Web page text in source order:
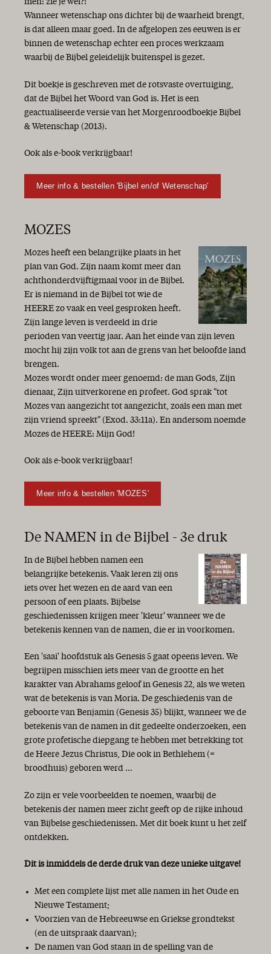
men: zie je wel?!
Wanneer wetenschap ons dichter bij de waarheid brengt,
is dat alleen maar goed. In de afgelopen zes eeuwen is er
binnen de wetenschap echter een proces werkzaam
waarbij de Bijbel geleidelijk buitenspel is gezet.
Dit boekje is geschreven met de rotsvaste overtuiging,
dat de Bijbel het Woord van God is. Het is een
geactualiseerde versie van het Morgenroodboekje Bijbel
& Wetenschap (2013).
Ook als e-book verkrijgbaar!
Meer info & bestellen 'Bijbel en/of Wetenschap'
MOZES
Mozes heeft een belangrijke plaats in het
plan van God. Zijn naam komt meer dan
achthonderdvijftigmaal voor in de Bijbel.
Er is niemand in de Bijbel tot wie de
HEERE zo vaak en veel gesproken heeft.
Zijn lange leven is verdeeld in drie
perioden van veertig jaar. Aan het einde van zijn leven
mocht hij zijn volk tot aan de grens van het beloofde land
brengen.
Mozes wordt onder meer genoemd: de man Gods, Zijn
dienaar, Zijn uitverkorene en profeet. God sprak "tot
Mozes van aangezicht tot aangezicht, zoals een man met
zijn vriend spreekt" (Exod. 33:11a). En andersom noemde
Mozes de HEERE: Mijn God!
Ook als e-book verkrijgbaar!
Meer info & bestellen 'MOZES'
De NAMEN in de Bijbel - 3e druk
In de Bijbel hebben namen een
belangrijke betekenis. Vaak leren zij ons
iets over het wezen en de aard van een
persoon of een plaats. Bijbelse
geschiedenissen krijgen meer 'kleur' wanneer we de
betekenis kennen van de namen, die er in voorkomen.
Een 'saai' hoofdstuk als Genesis 5 gaat opeens leven. We
begrijpen misschien iets meer van de grootte en het
karakter van Abrahams geloof in Genesis 22, als we weten
wat de betekenis is van Moria. De geschiedenis van de
geboorte van Benjamin (Genesis 35) blijkt, wanneer we de
betekenis van de namen in dit gedeelte onderzoeken, een
grote profetische diepgang te hebben met betrekking tot
de Heere Jezus Christus, Die ook in Bethlehem (=
broodhuis) geboren werd ...
Zo zijn er vele voorbeelden te noemen, waarbij de
betekenis der namen meer zicht geeft op de rijke inhoud
van Bijbelse geschiedenissen. Met dit boek kunt u het zelf
ontdekken.
Dit is inmiddels de derde druk van deze unieke uitgave!
Met een complete lijst met alle namen in het Oude en
Nieuwe Testament;
Voorzien van de Hebreeuwse en Griekse grondtekst
(en de uitspraak daarvan);
De namen van God staan in de spelling van de